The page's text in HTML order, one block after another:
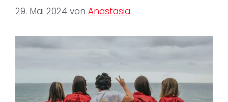
29. Mai 2024 von Anastasia